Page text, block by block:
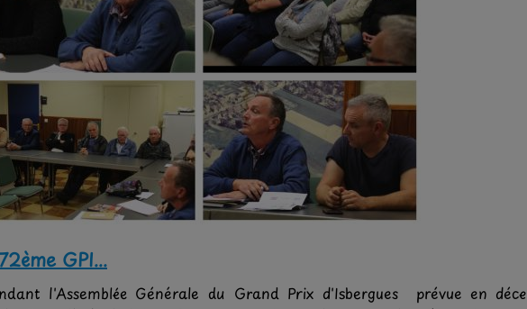
GPI...
l'Assemblée Générale du Grand Prix d'Isbergues prévue en